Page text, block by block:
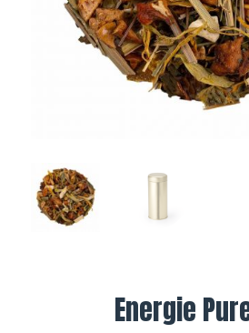
Energie